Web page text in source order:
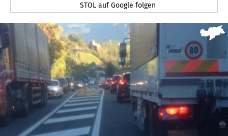
STOL auf Google folgen